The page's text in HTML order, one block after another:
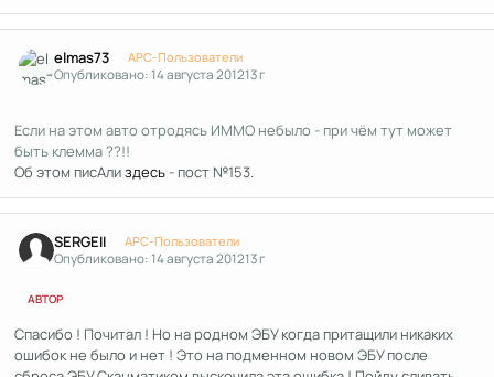
elmas73 APC-Пользователи
Опубликовано:14 августа 201213 г
Если на этом авто отродясь ИММО небыло - при чём тут может
быть клемма ??!!
Об этом писАлиздесь - пост №153.
SERGEII APC-Пользователи
Опубликовано:14 августа 201213 г
АВТОР
Спасибо ! Почитал ! Но на родном ЭБУ когда притащили никаких
ошибок не было и нет ! Это на подменном новом ЭБУ после